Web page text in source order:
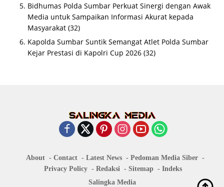
Bidhumas Polda Sumbar Perkuat Sinergi dengan Awak
Media untuk Sampaikan Informasi Akurat kepada
Masyarakat (32)
Kapolda Sumbar Suntik Semangat Atlet Polda Sumbar
Kejar Prestasi di Kapolri Cup 2026 (32)
About Contact Latest News
Pedoman Media Siber
Privacy Policy
Redaksi Sitemap
Indeks
Salingka Media